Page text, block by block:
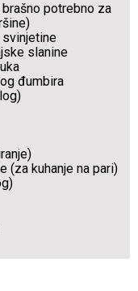
potrebno za
slanine
đumbira
(za kuhanje na pari)